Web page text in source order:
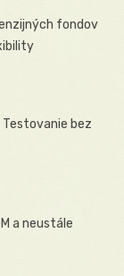
fondov
bez
a neustále